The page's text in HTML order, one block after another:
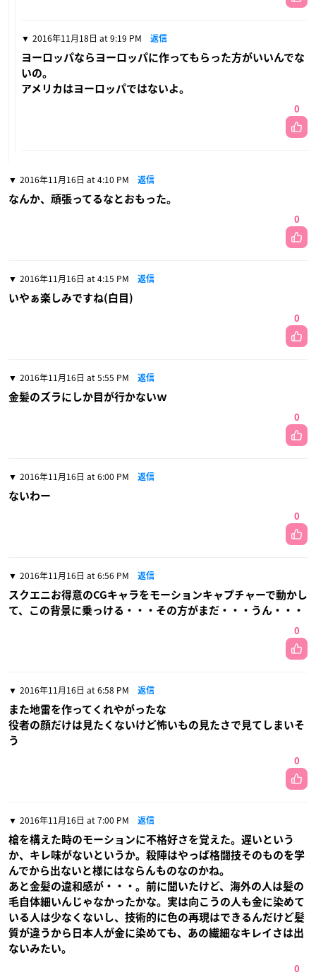
2016年11月18日 at 9:19 PM 返信
ヨーロッパならヨーロッパに作ってもらった方がいいんでな
いの。
アメリカはヨーロッパではないよ。
0
2016年11月16日 at 4:10 PM 返信
なんか、頑張ってるなとおもった。
0
2016年11月16日 at 4:15 PM 返信
いやぁ楽しみですね(白目)
0
2016年11月16日 at 5:55 PM 返信
金髪のズラにしか目が行かないｗ
0
2016年11月16日 at 6:00 PM 返信
ないわー
0
2016年11月16日 at 6:56 PM 返信
スクエニお得意のCGキャラをモーションキャプチャーで動かし
て、この背景に乗っける・・・その方がまだ・・・うん・・・
0
2016年11月16日 at 6:58 PM 返信
また地雷を作ってくれやがったな
役者の顔だけは見たくないけど怖いもの見たさで見てしまいそ
う
0
2016年11月16日 at 7:00 PM 返信
槍を構えた時のモーションに不格好さを覚えた。遅いという
か、キレ味がないというか。殺陣はやっぱ格闘技そのものを学
んでから出ないと様にはならんものなのかね。
あと金髪の違和感が・・・。前に聞いたけど、海外の人は髪の
毛自体細いんじゃなかったかな。実は向こうの人も金に染めて
いる人は少なくないし、技術的に色の再現はできるんだけど髪
質が違うから日本人が金に染めても、あの繊細なキレイさは出
ないみたい。
0